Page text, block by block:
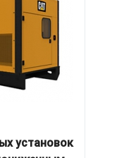
установок